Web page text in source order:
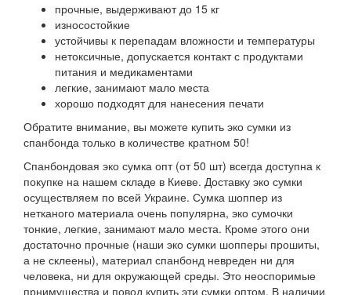
прочные, выдерживают до 15 кг
износостойкие
устойчивы к перепадам вложности и температуры
нетоксичные, допускается контакт с продуктами
питания и медикаментами
легкие, занимают мало места
хорошо подходят для нанесения печати
Обратите внимание, вы можете купить эко сумки из
спанбонда только в количестве кратном 50!
Спанбондовая эко сумка опт (от 50 шт) всегда доступна к
покупке на нашем складе в Киеве. Доставку эко сумки
осуществляем по всей Украине. Сумка шоппер из
нетканого материала очень популярна, эко сумочки
тонкие, легкие, занимают мало места. Кроме этого они
достаточно прочные (наши эко сумки шопперы прошиты,
а не склеены), материал спанбонд невреден ни для
человека, ни для окружающей среды. Это неоспоримые
прнимущества и повод купить эти сумки оптом. В наличии